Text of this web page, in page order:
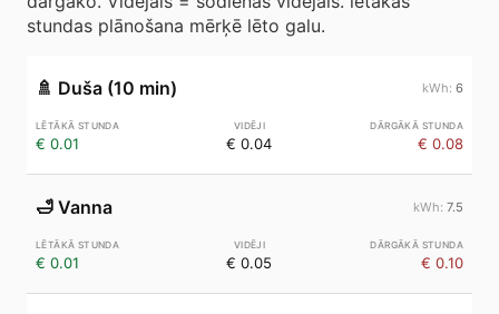
stundas plānošana mērķē lēto galu.
🚿 Duša (10 min) 6
€ 0.01 € 0.04 € 0.08
🛁 Vanna 7.5
€ 0.01 € 0.05 € 0.10